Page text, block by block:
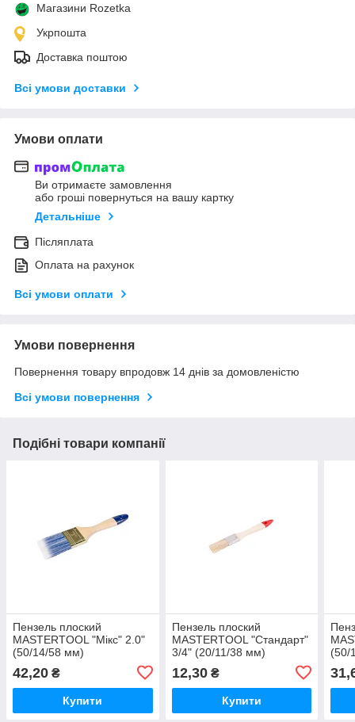
Магазини Rozetka
Укрпошта
Доставка поштою
Всі умови доставки
Умови оплати
Ви отримаєте замовлення
або гроші повернуться на вашу картку
Детальніше
Післяплата
Оплата на рахунок
Всі умови оплати
Умови повернення
Повернення товару впродовж 14 днів за домовленістю
Всі умови повернення
Подібні товари компанії
Пензель плоский
MASTERTOOL "Мікс" 2.0"
(50/14/58 мм)
42,20 ₴
Купити
Пензель плоский
MASTERTOOL "Стандарт"
3/4" (20/11/38 мм)
12,30₴
Купити
(50/